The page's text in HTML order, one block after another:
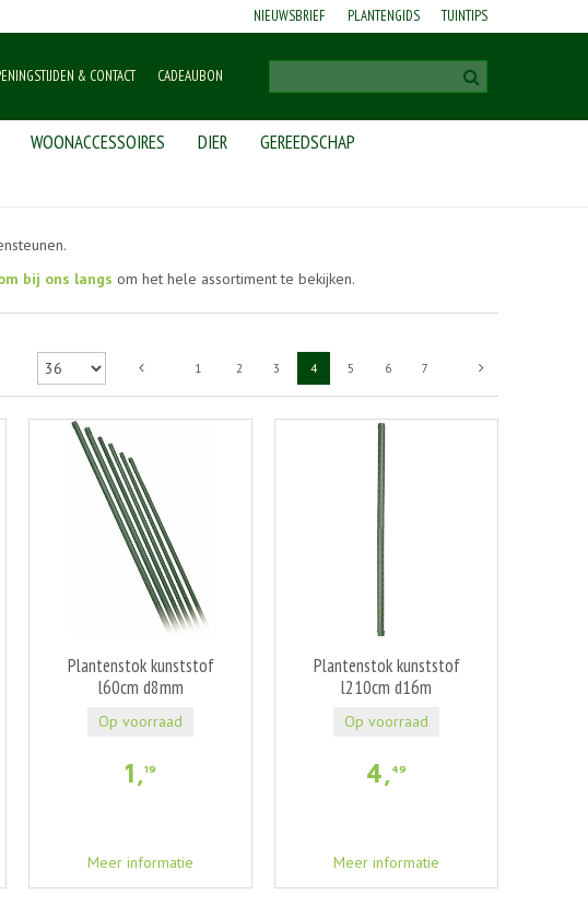
NIEUWSBRIEF PLANTENGIDS TUINTIPS
& CONTACT CADEAUBON
WOONACCESSOIRES DIER
GEREEDSCHAP
bij ons langs om het hele assortiment te bekijken.
1 2 3 4 5 6 7
Plantenstok kunststof
l60cm d8mm
1,19
Meer informatie
Op voorraad
Plantenstok kunststof
l210cm d16m
4,49
Meer informatie
Op voorraad